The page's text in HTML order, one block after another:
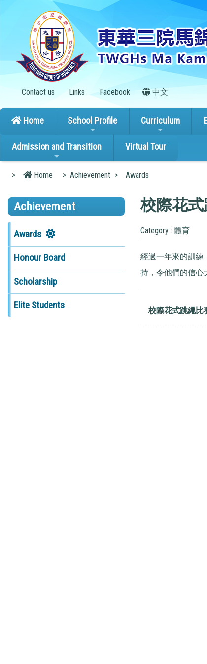
Contact us Links Facebook 中文
Home School Profile Curriculum
Admission and Transition Virtual Tour
> Home > Achievement > Awards
Achievement
Awards
Honour Board
Scholarship
Elite Students
校際花
Category : 體育
經過一年來的訓練
持，令他們的信心
校際花式跳繩比